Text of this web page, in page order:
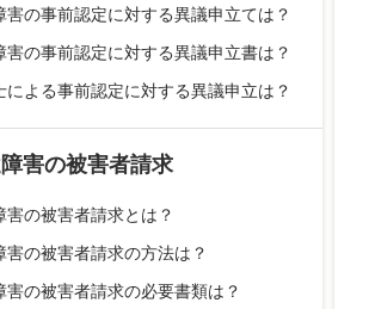
害の事前認定に対する異議申立ては？
害の事前認定に対する異議申立書は？
による事前認定に対する異議申立は？
害の被害者請求
害の被害者請求とは？
害の被害者請求の方法は？
害の被害者請求の必要書類は？